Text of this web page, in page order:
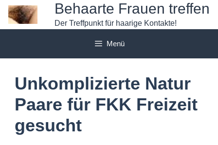
Zum
Inhalt
Behaarte Frauen treffen
Der Treffpunkt für haarige Kontakte!
Menü
Unkomplizierte Natur
Paare für FKK Freizeit
gesucht